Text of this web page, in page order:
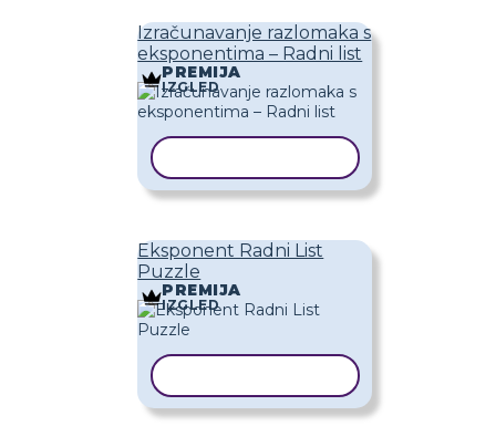
Izračunavanje razlomaka s
eksponentima – Radni list
PREMIJA
IZGLED
Eksponent Radni List
Puzzle
PREMIJA
IZGLED